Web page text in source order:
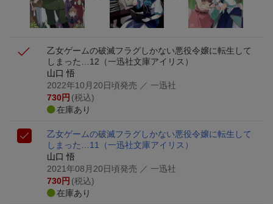
進呈
乙女ゲームの破滅フラグしかない悪役令嬢に転生して
しまった…12 （一迅社文庫アイリス）
山口 悟
2022年10月20日頃発売 ／ 一迅社
730円 (税込)
在庫あり
乙女ゲームの破滅フラグしかない悪役令嬢に転生して
しまった…11
（一迅社文庫アイリス）
山口 悟
2021年08月20日頃発売 ／ 一迅社
730円 (税込)
在庫あり